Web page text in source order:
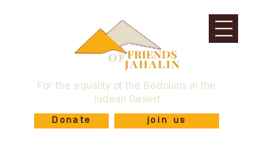
For the equality of the Bedouins in the
Judean Desert
Donate join us